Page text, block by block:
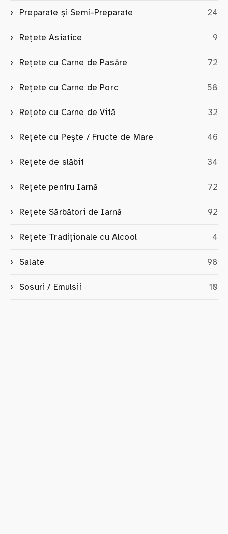
Preparate și Semi-Preparate 24
Rețete Asiatice 9
Rețete cu Carne de Pasăre 72
Rețete cu Carne de Porc 58
Rețete cu Carne de Vită 32
Rețete cu Pește / Fructe de Mare 46
Rețete de slăbit 34
Rețete pentru Iarnă 72
Rețete Sărbători de Iarnă 92
Rețete Tradiționale cu Alcool 4
Salate 98
Sosuri / Emulsii 10